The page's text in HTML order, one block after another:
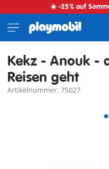
☀️ -25% auf
Kekz - Anouk -
Reisen geht
Artikelnummer: 75027